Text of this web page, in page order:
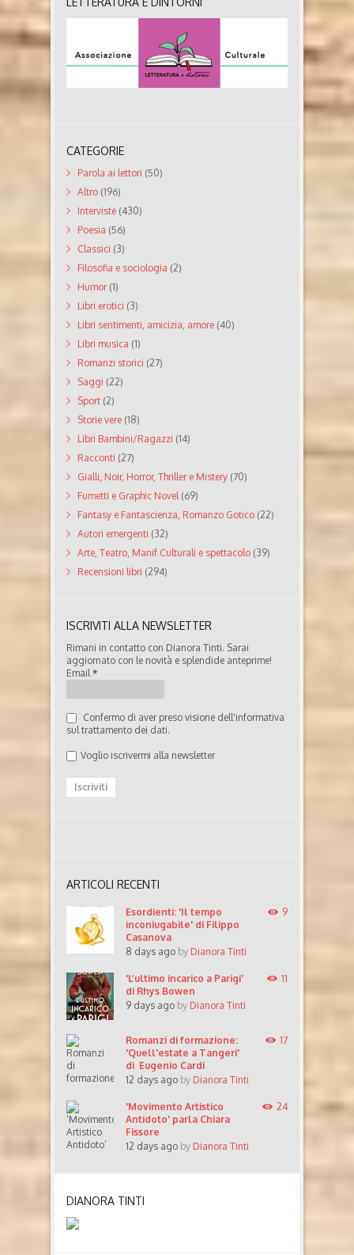
CATEGORIE
Parola ai lettori (50)
Altro (196)
Interviste (430)
Poesia (56)
Classici (3)
Filosofia e sociologia (2)
Humor(1)
Libri erotici (3)
Libri sentimenti, amicizia, amore (40)
Libri musica (1)
Romanzi storici (27)
Saggi (22)
Sport (2)
Storie vere (18)
Libri Bambini/Ragazzi (14)
Racconti (27)
Gialli, Noir, Horror, Thriller e Mistery (70)
Fumetti e Graphic Novel (69)
Fantasy e Fantascienza, Romanzo Gotico (22)
Autori emergenti (32)
Arte, Teatro, Manif Culturali e spettacolo (39)
Recensioni libri (294)
ISCRIVITI ALLA NEWSLETTER
Rimani in contatto con Dianora Tinti. Sarai
aggiornato con le novità e splendide anteprime!
Email *
Confermo di aver preso visione dell'informativa
sul trattamento dei dati.
Voglio iscrivermi alla newsletter
ARTICOLI RECENTI
Esordienti: 'Il tempo
inconiugabile' di Filippo
Casanova
8 days ago by Dianora Tinti
9
'L’ultimo incarico a Parigi'
di Rhys Bowen
9 days ago by Dianora Tinti
11
Romanzi di formazione:
'Quell'estate a Tangeri'
di Eugenio Cardi
12 days ago by Dianora Tinti
17
'Movimento Artistico
Antidoto' parla Chiara
Fissore
12 days ago by Dianora Tinti
24
DIANORA TINTI